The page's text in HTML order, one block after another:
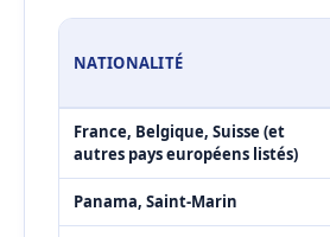
NATIONALITÉ
France, Belgique, Suisse (et
autres pays européens listés)
Panama, Saint-Marin